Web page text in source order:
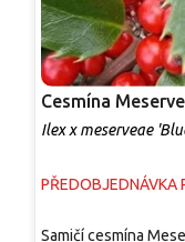
Cesmína
Ilex x meserveae
PŘEDOBJEDNÁVKA
Samičí cesmína